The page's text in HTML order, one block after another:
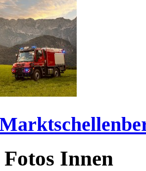
Fotos Innen